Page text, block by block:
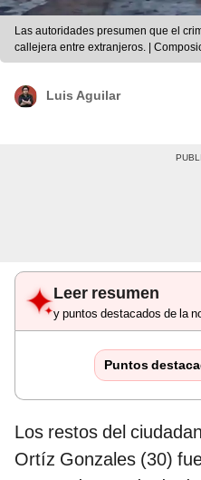
Las autoridades presumen que el
callejera entre extranjeros. |
Luis Aguilar
Leer resumen
y puntos destacados de la
Puntos
Los restos del
Ortíz Gonzales (30)